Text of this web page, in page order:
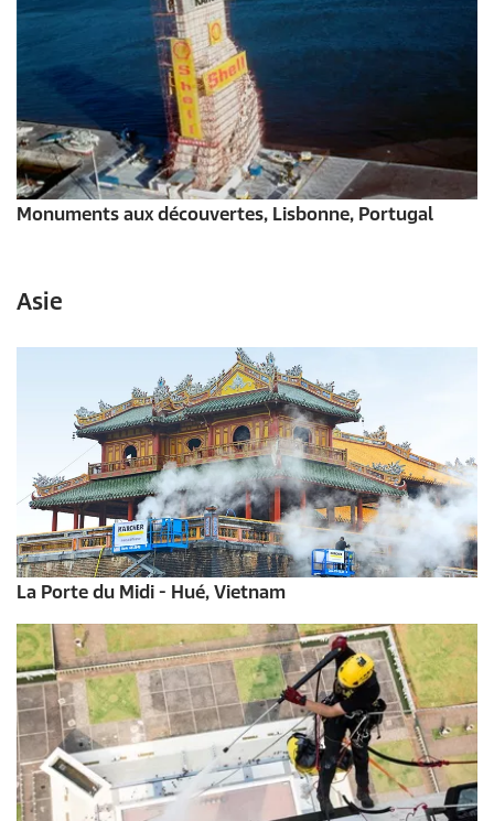
Monuments aux découvertes, Lisbonne, Portugal
Asie
La Porte du Midi - Hué, Vietnam